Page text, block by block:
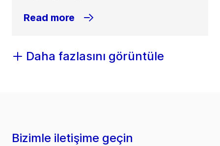
Read more
Daha fazlasını görüntüle
Bizimle iletişime geçin